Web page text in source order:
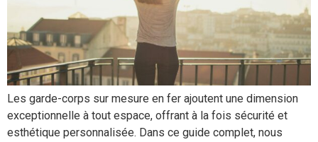
Les garde-corps sur mesure en fer ajoutent une dimension
exceptionnelle à tout espace, offrant à la fois sécurité et
esthétique personnalisée. Dans ce guide complet, nous